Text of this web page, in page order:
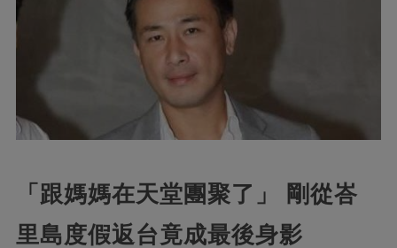
「跟媽媽在天堂團聚了」 剛從峇
里島度假返台竟成最後身影